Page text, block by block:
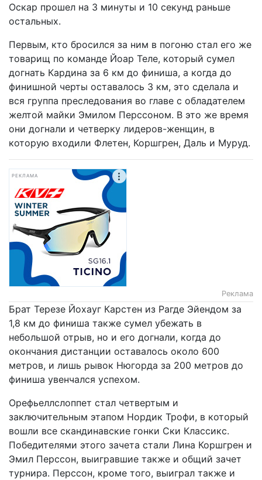
Оскар прошел на 3 минуты и 10 секунд раньше
остальных.
Первым, кто бросился за ним в погоню стал его же
товарищ по команде Йоар Теле, который сумел
догнать Кардина за 6 км до финиша, а когда до
финишной черты оставалось 3 км, это сделала и
вся группа преследования во главе с обладателем
желтой майки Эмилом Перссоном. В это же время
они догнали и четверку лидеров-женщин, в
которую входили Флетен, Коршгрен, Даль и Муруд.
РЕКЛАМА
Реклама
Брат Терезе Йохауг Карстен из Рагде Эйендом за
1,8 км до финиша также сумел убежать в
небольшой отрыв, но и его догнали, когда до
окончания дистанции оставалось около 600
метров, и лишь рывок Нюгорда за 200 метров до
финиша увенчался успехом.
Орефьеллслоппет стал четвертым и
заключительным этапом Нордик Трофи, в который
вошли все скандинавские гонки Ски Классикс.
Победителями этого зачета стали Лина Коршгрен и
Эмил Перссон, выигравшие также и общий зачет
турнира. Перссон, кроме того, выиграл также и